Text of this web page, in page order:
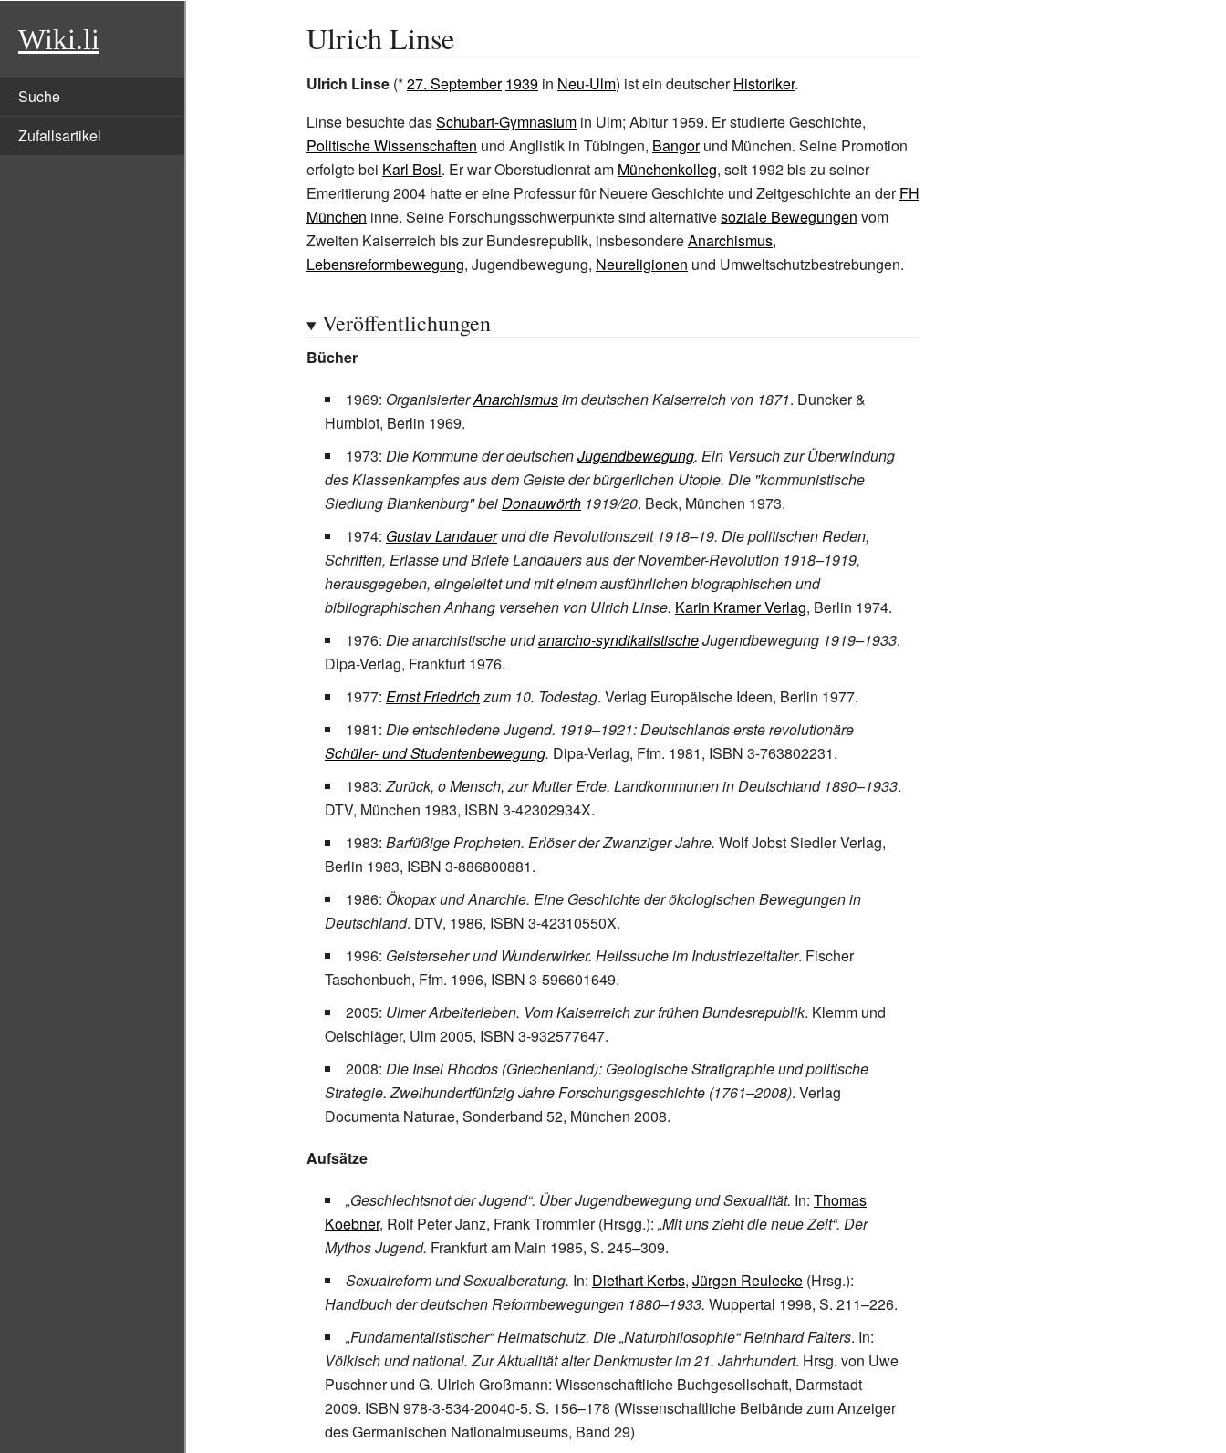
Wiki.li
Suche
Zufallsartikel
Ulrich Linse
Ulrich Linse (*27. September 1939 in Neu-Ulm) ist ein deutscherHistoriker.
Linse besuchte dasSchubart-Gymnasium in Ulm; Abitur 1959. Er studierte Geschichte,
Politische Wissenschaften und Anglistik in Tübingen, Bangorund München. Seine Promotion
erfolgte bei Karl Bosl. Er war Oberstudienrat am Münchenkolleg, seit 1992 bis zu seiner
Emeritierung 2004 hatte er eine Professur für Neuere Geschichte und Zeitgeschichte an derFH
München inne. Seine Forschungsschwerpunkte sind alternativesoziale Bewegungen vom
Zweiten Kaiserreich bis zur Bundesrepublik, insbesondereAnarchismus,
Lebensreformbewegung, Jugendbewegung, Neureligionen und Umweltschutzbestrebungen.
Veröffentlichungen
Bücher
1969: OrganisierterAnarchismusim deutschen Kaiserreich von 1871. Duncker &
Humblot, Berlin 1969.
1973: Die Kommune der deutschenJugendbewegung. Ein Versuch zur Überwindung
des Klassenkampfes aus dem Geiste der bürgerlichen Utopie. Die "kommunistische
Siedlung Blankenburg" beiDonauwörth 1919/20. Beck, München 1973.
1974: Gustav Landauerund die Revolutionszeit 1918–19. Die politischen Reden,
Schriften, Erlasse und Briefe Landauers aus der November-Revolution 1918–1919,
herausgegeben, eingeleitet und mit einem ausführlichen biographischen und
bibliographischen Anhang versehen von Ulrich Linse. Karin Kramer Verlag, Berlin 1974.
1976: Die anarchistische undanarcho-syndikalistischeJugendbewegung 1919–1933.
Dipa-Verlag, Frankfurt 1976.
1977: Ernst Friedrichzum 10. Todestag. Verlag Europäische Ideen, Berlin 1977.
1981: Die entschiedene Jugend. 1919–1921: Deutschlands erste revolutionäre
Schüler- und Studentenbewegung. Dipa-Verlag, Ffm. 1981, ISBN 3-763802231.
1983:Zurück, o Mensch, zur Mutter Erde. Landkommunen in Deutschland 1890–1933.
DTV, München 1983, ISBN 3-42302934X.
1983: Barfüßige Propheten. Erlöser der Zwanziger Jahre. Wolf Jobst Siedler Verlag,
Berlin 1983, ISBN 3-886800881.
1986: Ökopax und Anarchie. Eine Geschichte der ökologischen Bewegungen in
Deutschland. DTV, 1986, ISBN 3-42310550X.
1996: Geisterseher und Wunderwirker. Heilssuche im Industriezeitalter. Fischer
Taschenbuch, Ffm. 1996, ISBN 3-596601649.
2005: Ulmer Arbeiterleben. Vom Kaiserreich zur frühen Bundesrepublik. Klemm und
Oelschläger, Ulm 2005, ISBN 3-932577647.
2008: Die Insel Rhodos (Griechenland): Geologische Stratigraphie und politische
Strategie. Zweihundertfünfzig Jahre Forschungsgeschichte (1761–2008). Verlag
Documenta Naturae, Sonderband 52, München 2008.
Aufsätze
„Geschlechtsnot der Jugend“. Über Jugendbewegung und Sexualität. In: Thomas
Koebner, Rolf Peter Janz, Frank Trommler (Hrsgg.): „Mit uns zieht die neue Zeit“. Der
Mythos Jugend. Frankfurt am Main 1985, S. 245–309.
Sexualreform und Sexualberatung. In: Diethart Kerbs, Jürgen Reulecke (Hrsg.):
Handbuch der deutschen Reformbewegungen 1880–1933. Wuppertal 1998, S. 211–226.
„Fundamentalistischer“ Heimatschutz. Die „Naturphilosophie“ Reinhard Falters. In:
Völkisch und national. Zur Aktualität alter Denkmuster im 21. Jahrhundert. Hrsg. von Uwe
Puschner und G. Ulrich Großmann: Wissenschaftliche Buchgesellschaft, Darmstadt
2009. ISBN 978-3-534-20040-5. S. 156–178 (Wissenschaftliche Beibände zum Anzeiger
des Germanischen Nationalmuseums, Band 29)